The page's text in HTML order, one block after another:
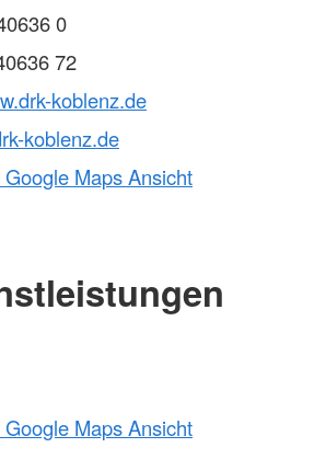
0
72
koblenz.de
koblenz.de
Maps Ansicht
Maps Ansicht